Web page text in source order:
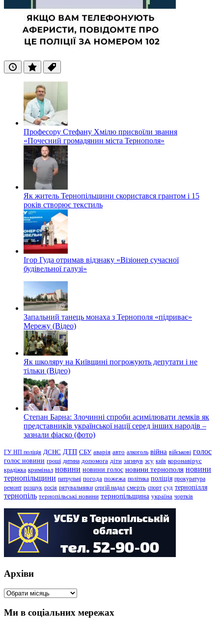
ОстанніПопулярні
Теги
Професору Стефану Хмілю присвоїли звання
«Почесний громадянин міста Тернополя»
Як житель Тернопільщини скористався грантом і 15
років створює текстиль
Ігор Гуда отримав відзнаку «Візіонер сучасної
будівельної галузі»
Запальний танець монаха з Тернополя «підриває»
Мережу (Відео)
Як школяру на Київщині погрожують депутати і не
тільки (Відео)
Степан Барна: Злочинні спроби асимілювати лемків як
представників української нації серед інших народів –
зазнали фіаско (фото)
ГУ НП поліція ДСНС ДТП СБУ аварія авто алкоголь війна військові голос
голос новини гроші дитина допомога діти загинув зсу київ коронавірус
крадіжка кримінал новини новини голос новини тернополя новини
тернопільщини патрульні погода пожежа політика поліція прокуратура
ремонт розшук росія рятувальники сергій надал смерть спорт суд тернопілля
тернопіль тернопільські новини тернопільщина україна чортків
Архіви
Архіви
Ми в соціальних мережах